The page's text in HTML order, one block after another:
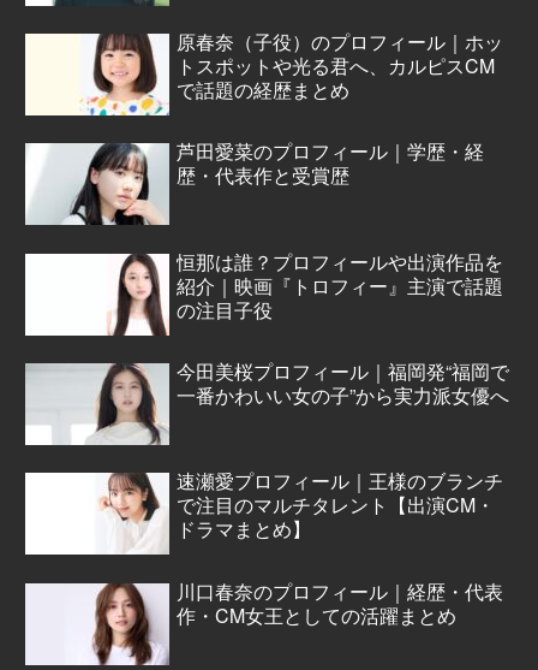
原春奈（子役）のプロフィール｜ホッ
トスポットや光る君へ、カルピスCM
で話題の経歴まとめ
芦田愛菜のプロフィール｜学歴・経
歴・代表作と受賞歴
恒那は誰？プロフィールや出演作品を
紹介｜映画『トロフィー』主演で話題
の注目子役
今田美桜プロフィール｜福岡発“福岡で
一番かわいい女の子”から実力派女優へ
速瀬愛プロフィール｜王様のブランチ
で注目のマルチタレント【出演CM・
ドラマまとめ】
川口春奈のプロフィール｜経歴・代表
作・CM女王としての活躍まとめ